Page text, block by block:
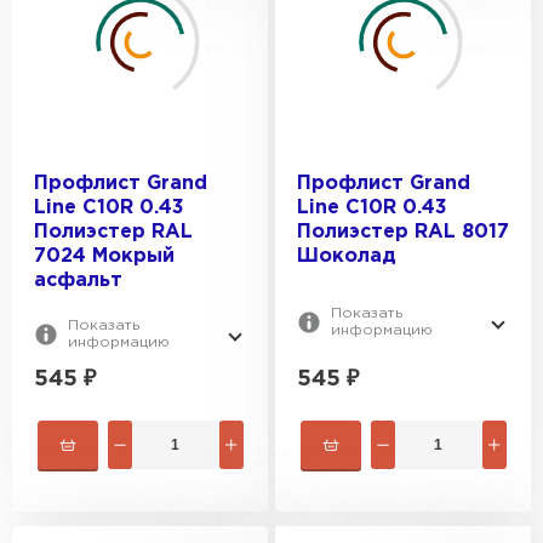
Профлист Grand
Line C10R 0.43
Полиэстер RAL
7024 Мокрый
асфальт
Показать
информацию
545 ₽
Профлист Grand
Line C10R 0.43
Полиэстер RAL 8017
Шоколад
Показать
информацию
545 ₽